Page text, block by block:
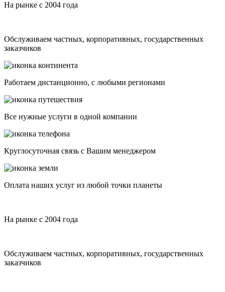
На рынке с 2004 года
Обслуживаем частных, корпоративных, государственных
заказчиков
Работаем дистанционно, с любыми регионами
Все нужные услуги в одной компании
Круглосуточная связь с Вашим менеджером
Оплата наших услуг из любой точки планеты
На рынке с 2004 года
Обслуживаем частных, корпоративных, государственных
заказчиков